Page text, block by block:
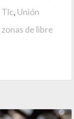
Tlc, Unión
zonas de libre